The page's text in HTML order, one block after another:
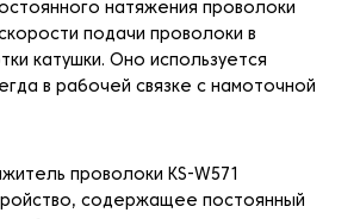
натяжения проволоки
подачи проволоки в
катушки. Оно используется
в рабочей связке с намоточной
проволоки KS-W571
содержащее постоянный